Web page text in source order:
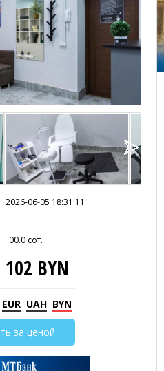
2026-06-05 18:31:11
00.0 сот.
102 BYN
EUR UAH BYN
за ценой